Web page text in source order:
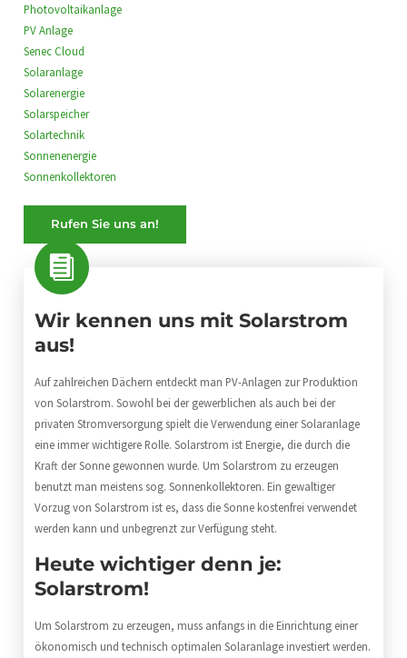
Photovoltaikanlage
PV Anlage
Senec Cloud
Solaranlage
Solarenergie
Solarspeicher
Solartechnik
Sonnenenergie
Sonnenkollektoren
Rufen Sie uns an!
Wir kennen uns mit Solarstrom
aus!
Auf zahlreichen Dächern entdeckt man PV-Anlagen zur Produktion
von Solarstrom. Sowohl bei der gewerblichen als auch bei der
privaten Stromversorgung spielt die Verwendung einer Solaranlage
eine immer wichtigere Rolle. Solarstrom ist Energie, die durch die
Kraft der Sonne gewonnen wurde. Um Solarstrom zu erzeugen
benutzt man meistens sog. Sonnenkollektoren. Ein gewaltiger
Vorzug von Solarstrom ist es, dass die Sonne kostenfrei verwendet
werden kann und unbegrenzt zur Verfügung steht.
Heute wichtiger denn je:
Solarstrom!
Um Solarstrom zu erzeugen, muss anfangs in die Einrichtung einer
ökonomisch und technisch optimalen Solaranlage investiert werden.